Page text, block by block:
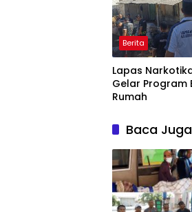
Berita
Lapas
Gelar Program
Rumah
Baca Juga